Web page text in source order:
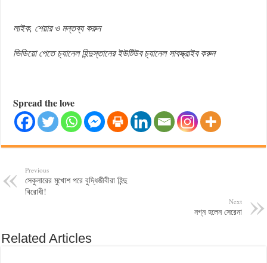
লাইক, শেয়ার ও মন্তব্য করুন
ভিডিয়ো পেতে চ্যানেল হিন্দুস্তানের ইউটিউব চ্যানেল সাবস্ক্রাইব করুন
Spread the love
Previous
সেকুলারের মুখোশ পরে বুদ্ধিজীবীরা হিন্দু
বিরোধী!
Next
নগ্ন হলেন সেরেনা
Related Articles